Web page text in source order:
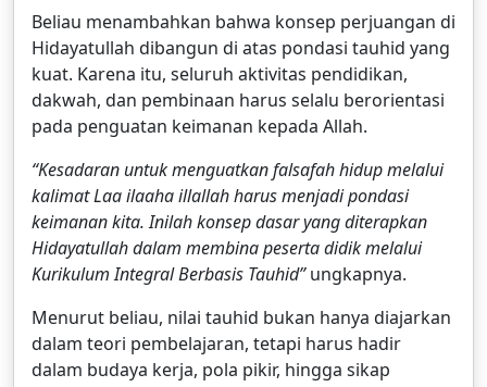
Beliau menambahkan bahwa konsep perjuangan di
Hidayatullah dibangun di atas pondasi tauhid yang
kuat. Karena itu, seluruh aktivitas pendidikan,
dakwah, dan pembinaan harus selalu berorientasi
pada penguatan keimanan kepada Allah.
“Kesadaran untuk menguatkan falsafah hidup melalui
kalimat Laa ilaaha illallah harus menjadi pondasi
keimanan kita. Inilah konsep dasar yang diterapkan
Hidayatullah dalam membina peserta didik melalui
Kurikulum Integral Berbasis Tauhid”ungkapnya.
Menurut beliau, nilai tauhid bukan hanya diajarkan
dalam teori pembelajaran, tetapi harus hadir
dalam budaya kerja, pola pikir, hingga sikap